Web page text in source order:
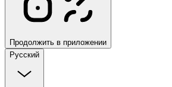
Продолжить в приложении
Русский